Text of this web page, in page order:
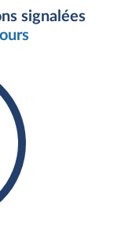
signalées